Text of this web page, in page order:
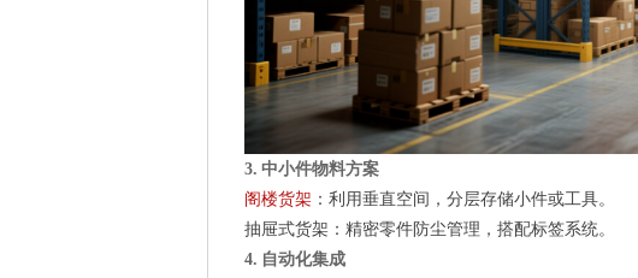
3. 中小件物料方案
阁楼货架 ：利用垂直空间，分层存储小件或工具。
抽屉式货架：精密零件防尘管理，搭配标签系统。
4. 自动化集成